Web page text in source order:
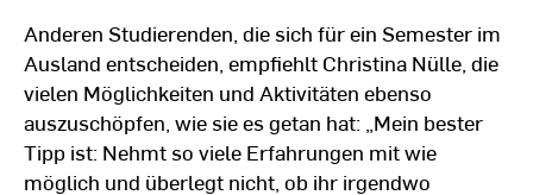
Anderen Studierenden, die sich für ein Semester im
Ausland entscheiden, empfiehlt Christina Nülle, die
vielen Möglichkeiten und Aktivitäten ebenso
auszuschöpfen, wie sie es getan hat: „Mein bester
Tipp ist: Nehmt so viele Erfahrungen mit wie
möglich und überlegt nicht, ob ihr irgendwo